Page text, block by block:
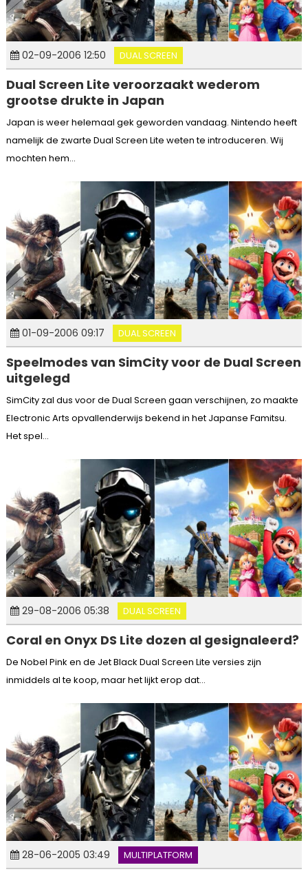
02-09-2006 12:50 DUAL SCREEN
Dual Screen Lite veroorzaakt wederom
grootse drukte in Japan
Japan is weer helemaal gek geworden vandaag. Nintendo heeft
namelijk de zwarte Dual Screen Lite weten te introduceren. Wij
mochten hem...
01-09-2006 09:17 DUAL SCREEN
Speelmodes van SimCity voor de Dual Screen
uitgelegd
SimCity zal dus voor de Dual Screen gaan verschijnen, zo maakte
Electronic Arts opvallenderwijs bekend in het Japanse Famitsu.
Het spel...
29-08-2006 05:38 DUAL SCREEN
Coral en Onyx DS Lite dozen al gesignaleerd?
De Nobel Pink en de Jet Black Dual Screen Lite versies zijn
inmiddels al te koop, maar het lijkt erop dat...
28-06-2005 03:49 MULTIPLATFORM